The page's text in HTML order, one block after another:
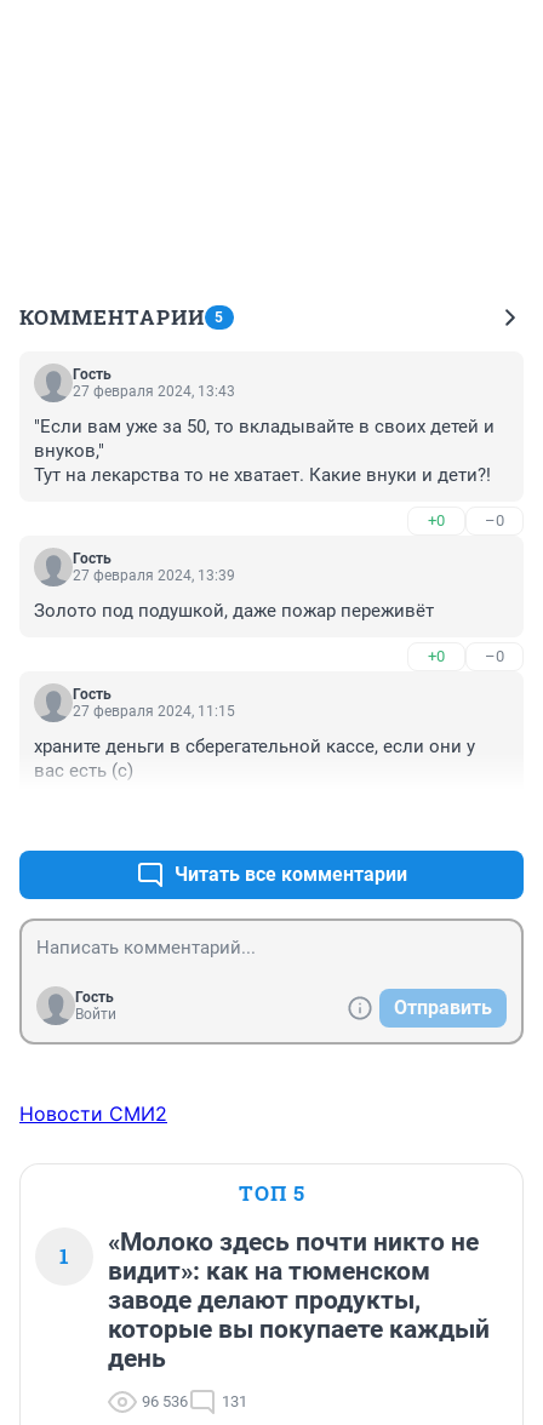
КОММЕНТАРИИ 5
Гость
27 февраля 2024, 13:43
"Если вам уже за 50, то вкладывайте в своих детей и
внуков,"
Тут на лекарства то не хватает. Какие внуки и дети?!
+0 –0
Гость
27 февраля 2024, 13:39
Золото под подушкой, даже пожар переживёт
+0 –0
Гость
27 февраля 2024, 11:15
храните деньги в сберегательной кассе, если они у
вас есть (с)
Читать все комментарии
Гость
Войти
Отправить
Новости СМИ2
ТОП 5
1
«Молоко здесь почти никто не
видит»: как на тюменском
заводе делают продукты,
которые вы покупаете каждый
день
96 536 131